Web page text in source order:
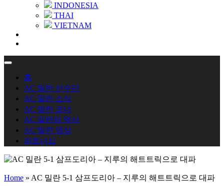
INDONESIA
THAI
VIETNAM
홈
AC 밀란 선수단
AC 밀란 소식
AC 밀란 코너
AC 밀란의 역사
AC 밀란 영상
파트너십
Home » AC 밀란 5-1 삼프도리아 – 지루의 해트트릭으로 대파